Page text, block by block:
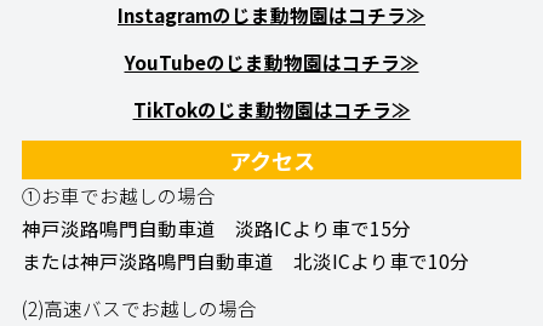
Instagramのじま動物園はコチラ≫
YouTubeのじま動物園はコチラ≫
TikTokのじま動物園はコチラ≫
アクセス
①お車でお越しの場合
神戸淡路鳴門自動車道 淡路ICより車で15分
または神戸淡路鳴門自動車道 北淡ICより車で10分
(2)高速バスでお越しの場合